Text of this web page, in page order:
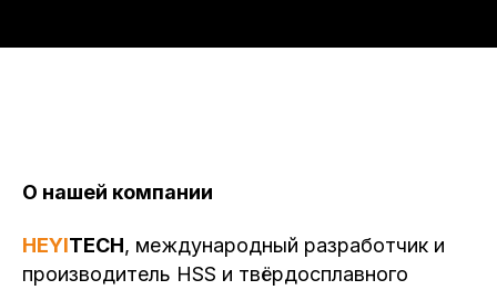
О нашей компании
HEYITECH, международный разработчик и
производитель HSS и твёрдосплавного